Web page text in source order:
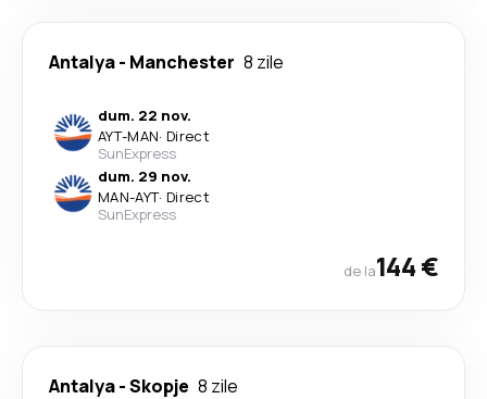
Antalya- Manchester 8 zile
dum. 22 nov.
AYT-MAN· Direct
SunExpress
dum. 29 nov.
MAN-AYT· Direct
SunExpress
de la144 €
Antalya-Skopje 8 zile